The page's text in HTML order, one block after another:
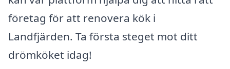
företag för att renovera kök i
Landfjärden. Ta första steget mot ditt
drömköket idag!